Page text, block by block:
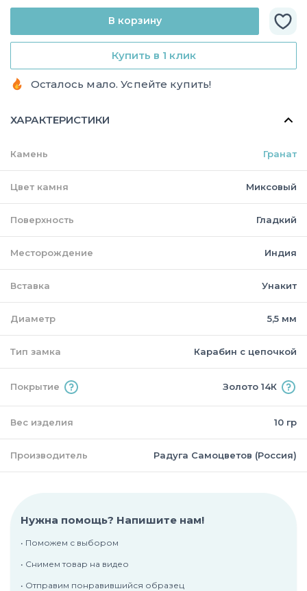
Купить в 1 клик
В корзину
Осталось мало. Успейте купить!
ХАРАКТЕРИСТИКИ
Камень Гранат
Цвет камня Миксовый
Поверхность Гладкий
Месторождение Индия
Вставка Унакит
Диаметр 5,5 мм
Тип замка Карабин с цепочкой
Покрытие Золото 14К
Вес изделия 10 гр
Производитель Радуга Самоцветов (Россия)
Нужна помощь? Напишите нам!
• Поможем с выбором
• Снимем товар на видео
• Отправим понравившийся образец